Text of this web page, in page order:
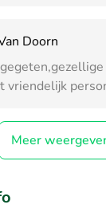
Doorn
vriendelijk
Meer